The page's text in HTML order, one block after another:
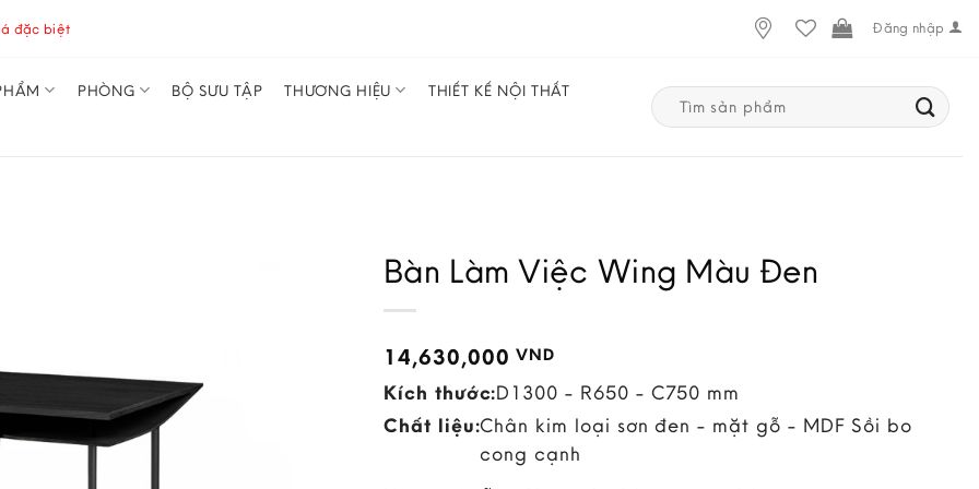
đặc biệt Đăng nhập
PHÒNG BỘ SƯU TẬP THƯƠNG HIỆU THIẾT KẾ NỘI THẤT
Search
for:
Bàn Làm Việc Wing Màu Đen
14,630,000VND
Kích thước:D1300 - R650 - C750 mm
Chất liệu:Chân kim loại sơn đen - mặt gỗ - MDF Sồi bo
cong cạnh